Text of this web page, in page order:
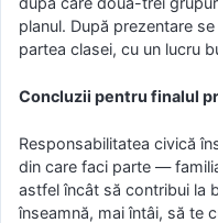
planul. După prezentare
partea clasei, cu un lucru
Concluzii pentru finalul
Responsabilitatea civică
din care faci parte —
astfel încât să contribui la
înseamnă, mai întâi, să te